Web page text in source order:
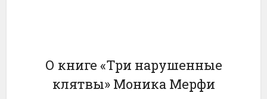
О книге «Три нарушенные
клятвы» Моника Мерфи